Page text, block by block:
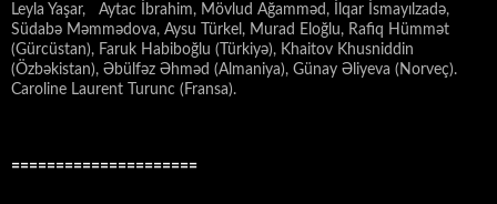
Leyla Yaşar, Aytac İbrahim, Mövlud Ağamməd, İlqar İsmayılzadə,
Südabə Məmmədova, Aysu Türkel, Murad Eloğlu, Rafiq Hümmət
(Gürcüstan), Faruk Habiboğlu (Türkiyə), Khaitov Khusniddin
(Özbəkistan), Əbülfəz Əhməd (Almaniya), Günay Əliyeva (Norveç).
Caroline Laurent Turunc (Fransa).
=====================